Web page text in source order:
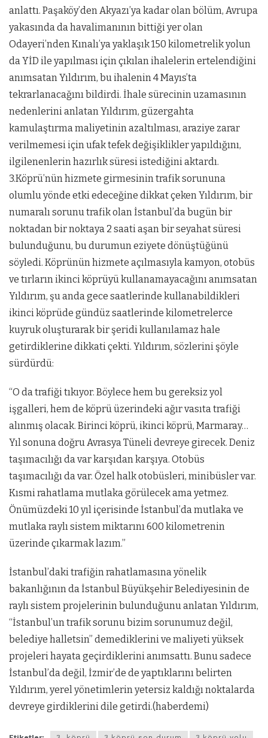
anlattı. Paşaköy’den Akyazı’ya kadar olan bölüm, Avrupa
yakasında da havalimanının bittiği yer olan
Odayeri’nden Kınalı’ya yaklaşık 150 kilometrelik yolun
da YİD ile yapılması için çıkılan ihalelerin ertelendiğini
anımsatan Yıldırım, bu ihalenin 4 Mayıs’ta
tekrarlanacağını bildirdi. İhale sürecinin uzamasının
nedenlerini anlatan Yıldırım, güzergahta
kamulaştırma maliyetinin azaltılması, araziye zarar
verilmemesi için ufak tefek değişiklikler yapıldığını,
ilgilenenlerin hazırlık süresi istediğini aktardı.
3.Köprü’nün hizmete girmesinin trafik sorununa
olumlu yönde etki edeceğine dikkat çeken Yıldırım, bir
numaralı sorunu trafik olan İstanbul’da bugün bir
noktadan bir noktaya 2 saati aşan bir seyahat süresi
bulunduğunu, bu durumun eziyete dönüştüğünü
söyledi. Köprünün hizmete açılmasıyla kamyon, otobüs
ve tırların ikinci köprüyü kullanamayacağını anımsatan
Yıldırım, şu anda gece saatlerinde kullanabildikleri
ikinci köprüde gündüz saatlerinde kilometrelerce
kuyruk oluşturarak bir şeridi kullanılamaz hale
getirdiklerine dikkati çekti. Yıldırım, sözlerini şöyle
sürdürdü:
“O da trafiği tıkıyor. Böylece hem bu gereksiz yol
işgalleri, hem de köprü üzerindeki ağır vasıta trafiği
alınmış olacak. Birinci köprü, ikinci köprü, Marmaray…
Yıl sonuna doğru Avrasya Tüneli devreye girecek. Deniz
taşımacılığı da var karşıdan karşıya. Otobüs
taşımacılığı da var. Özel halk otobüsleri, minibüsler var.
Kısmi rahatlama mutlaka görülecek ama yetmez.
Önümüzdeki 10 yıl içerisinde İstanbul’da mutlaka ve
mutlaka raylı sistem miktarını 600 kilometrenin
üzerinde çıkarmak lazım.”
İstanbul’daki trafiğin rahatlamasına yönelik
bakanlığının da İstanbul Büyükşehir Belediyesinin de
raylı sistem projelerinin bulunduğunu anlatan Yıldırım,
“İstanbul’un trafik sorunu bizim sorunumuz değil,
belediye halletsin” demediklerini ve maliyeti yüksek
projeleri hayata geçirdiklerini anımsattı. Bunu sadece
İstanbul’da değil, İzmir’de de yaptıklarını belirten
Yıldırım, yerel yönetimlerin yetersiz kaldığı noktalarda
devreye girdiklerini dile getirdi.(haberdemi)